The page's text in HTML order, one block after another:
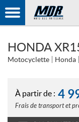
HONDA
Motocyclette Honda
À partir de : 4
Frais de transport et